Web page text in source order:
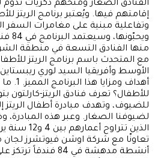
الفنادق الصغار ومنحهم ذكريات
إقامتهم فيها. ويُعتبر برنامج الريتز
وتفاعلية مبنية على مغامرات السفر
منها الفنادق التسعة في منطقة
مع المتحدث باسم برنامج الريتز
الأوسط وأفريقيا السيد لوري
أهداف
للأطفال؟ تعرف فنادق الريتز-كارلتون
للضيوف، وتهدف مبادرة أطفال الريتز
لضيوفنا الصغار. وعبر هذه المبادرة،
الذين
تعاونّا مع شركة اوشن فيوتشرز لجان
أنشطة مدهشة في 84